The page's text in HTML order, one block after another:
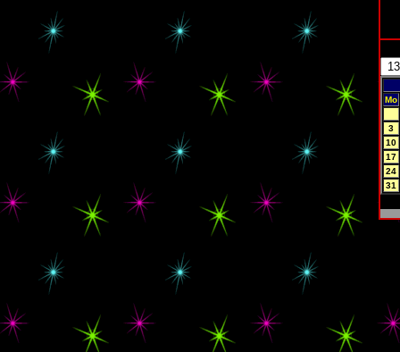
Mo
3
10
17
24
31